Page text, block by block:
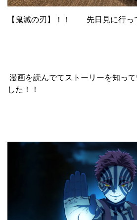
【鬼滅の刃】！！ 先日見に行っ
漫画を読んでてストーリーを知っ
した！！